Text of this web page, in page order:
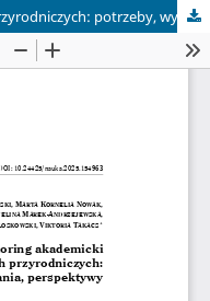
Mentoring akademicki w naukach przyrodniczych: potrzeby, wyzwania, perspektywy